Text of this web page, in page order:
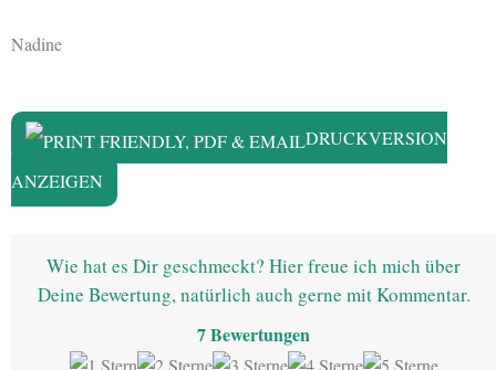
Nadine
DRUCKVERSION
ANZEIGEN
Wie hat es Dir geschmeckt? Hier freue ich mich über
Deine Bewertung, natürlich auch gerne mit Kommentar.
7Bewertungen